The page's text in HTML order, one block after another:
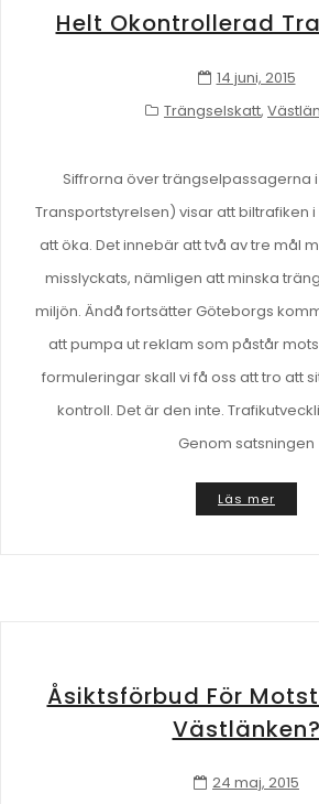
Helt Okontrollerad
14 juni, 2015
Trängselskatt,
Siffrorna över trängselpassagerna i
Transportstyrelsen) visar att biltrafiken
att öka. Det innebär att två av tre mål
misslyckats, nämligen att minska
miljön. Ändå fortsätter Göteborgs
att pumpa ut reklam som påstår
formuleringar skall vi få oss att tro att
kontroll. Det är den inte.
Genom satsningen
Läs mer
Åsiktsförbud För
Västlänken?
24 maj, 2015